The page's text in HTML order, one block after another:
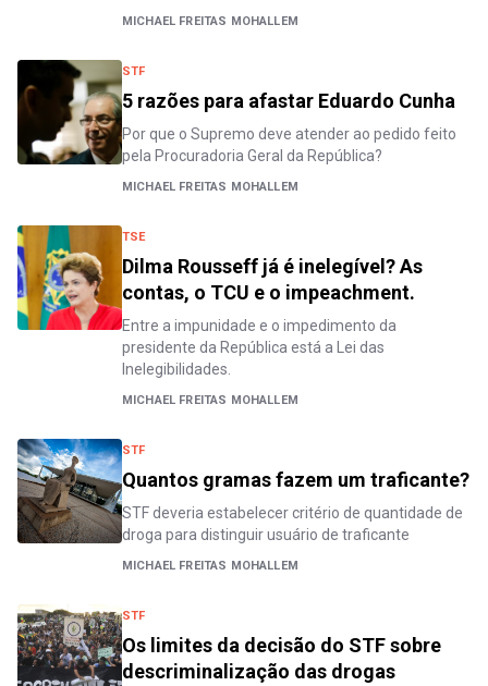
MICHAEL FREITAS MOHALLEM
STF
5 razões para afastar Eduardo Cunha
Por que o Supremo deve atender ao pedido feito
pela Procuradoria Geral da República?
MICHAEL FREITAS MOHALLEM
TSE
Dilma Rousseff já é inelegível? As
contas, o TCU e o impeachment.
Entre a impunidade e o impedimento da
presidente da República está a Lei das
Inelegibilidades.
MICHAEL FREITAS MOHALLEM
STF
Quantos gramas fazem um traficante?
STF deveria estabelecer critério de quantidade de
droga para distinguir usuário de traficante
MICHAEL FREITAS MOHALLEM
STF
Os limites da decisão do STF sobre
descriminalização das drogas